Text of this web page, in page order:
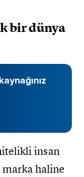
bir dünya
insan
marka haline